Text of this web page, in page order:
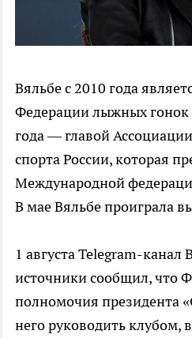
Вяльбе с 2010 года
Федерации лыжных гонок
года — главой
спорта России, которая
Международной
В мае Вяльбе проиграла
1 августа Telegram-канал
источники сообщил, что
полномочия президента
него руководить клубом,